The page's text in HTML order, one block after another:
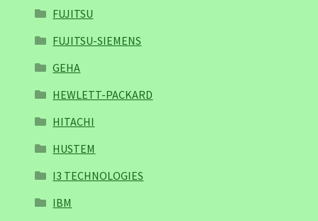
FUJITSU
FUJITSU-SIEMENS
GEHA
HEWLETT-PACKARD
HITACHI
HUSTEM
I3 TECHNOLOGIES
IBM